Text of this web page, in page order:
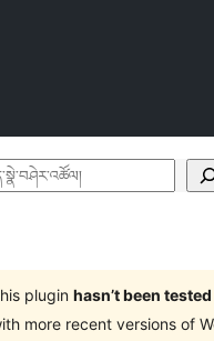
plugin hasn’t been
more recent versions of